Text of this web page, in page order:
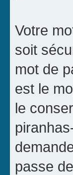
Votre
soit
mot de
est le
le
passe